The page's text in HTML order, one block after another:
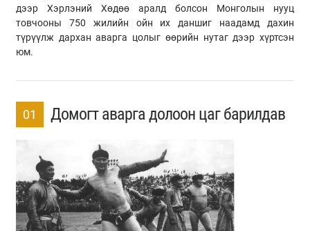
дээр Хэрлэний Хөдөө аралд болсон Монголын нууц
товчооны 750 жилийн ойн их даншиг наадамд дахин
түрүүлж дархан аварга цолыг өөрийн нутаг дээр хүртсэн
юм.
01 Домогт аварга долоон цаг барилдав